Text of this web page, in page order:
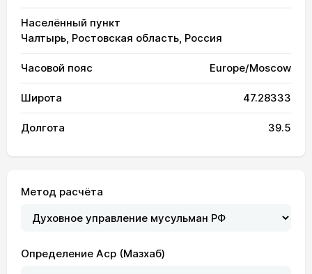
Населённый пункт
Чалтырь, Ростовская область, Россия
Часовой пояс Europe/Moscow
Широта 47.28333
Долгота 39.5
Метод расчёта
Определение Аср (Мазхаб)